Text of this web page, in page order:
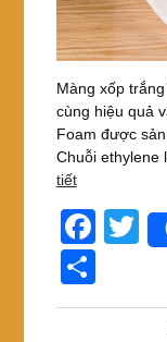
Màng xốp
cùng hiệu quả
Foam được
Chuỗi ethylene
tiết
F
a
c
T
tt
h